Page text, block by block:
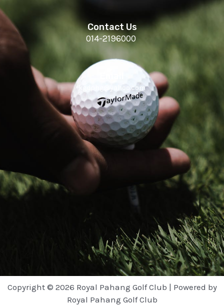
Contact Us
014-2196000
kgdphg@yahoo.com
Copyright © 2026 Royal Pahang Golf Club | Powered by
Royal Pahang Golf Club